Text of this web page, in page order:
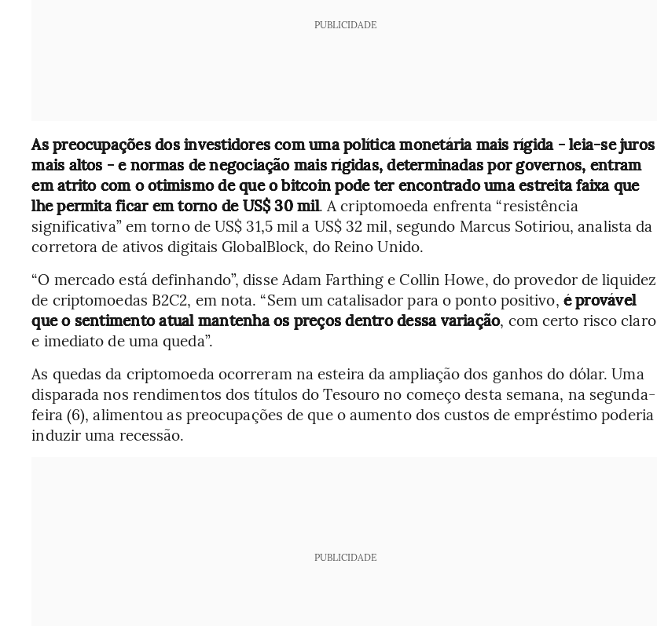
PUBLICIDADE
As preocupações dos investidores com uma política monetária mais rígida - leia-se juros
mais altos - e normas de negociação mais rígidas, determinadas por governos, entram
em atrito com o otimismo de que o bitcoin pode ter encontrado uma estreita faixa que
lhe permita ficar em torno de US$ 30 mil. A criptomoeda enfrenta “resistência
significativa” em torno de US$ 31,5 mil a US$ 32 mil, segundo Marcus Sotiriou, analista da
corretora de ativos digitais GlobalBlock, do Reino Unido.
“O mercado está definhando”, disse Adam Farthing e Collin Howe, do provedor de liquidez
de criptomoedas B2C2, em nota. “Sem um catalisador para o ponto positivo, é provável
que o sentimento atual mantenha os preços dentro dessa variação, com certo risco claro
e imediato de uma queda”.
As quedas da criptomoeda ocorreram na esteira da ampliação dos ganhos do dólar. Uma
disparada nos rendimentos dos títulos do Tesouro no começo desta semana, na segunda-
feira (6), alimentou as preocupações de que o aumento dos custos de empréstimo poderia
induzir uma recessão.
PUBLICIDADE